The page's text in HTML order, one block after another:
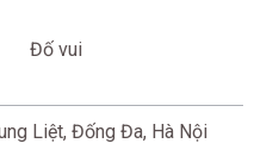
Đố vui
Liệt, Đống Đa, Hà Nội